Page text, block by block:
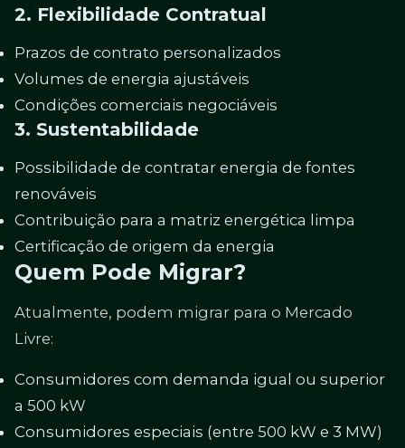
2. Flexibilidade Contratual
Prazos de contrato personalizados
Volumes de energia ajustáveis
Condições comerciais negociáveis
3. Sustentabilidade
Possibilidade de contratar energia de fontes
renováveis
Contribuição para a matriz energética limpa
Certificação de origem da energia
Quem Pode Migrar?
Atualmente, podem migrar para o Mercado
Livre:
Consumidores com demanda igual ou superior
a 500 kW
Consumidores especiais (entre 500 kW e 3 MW)